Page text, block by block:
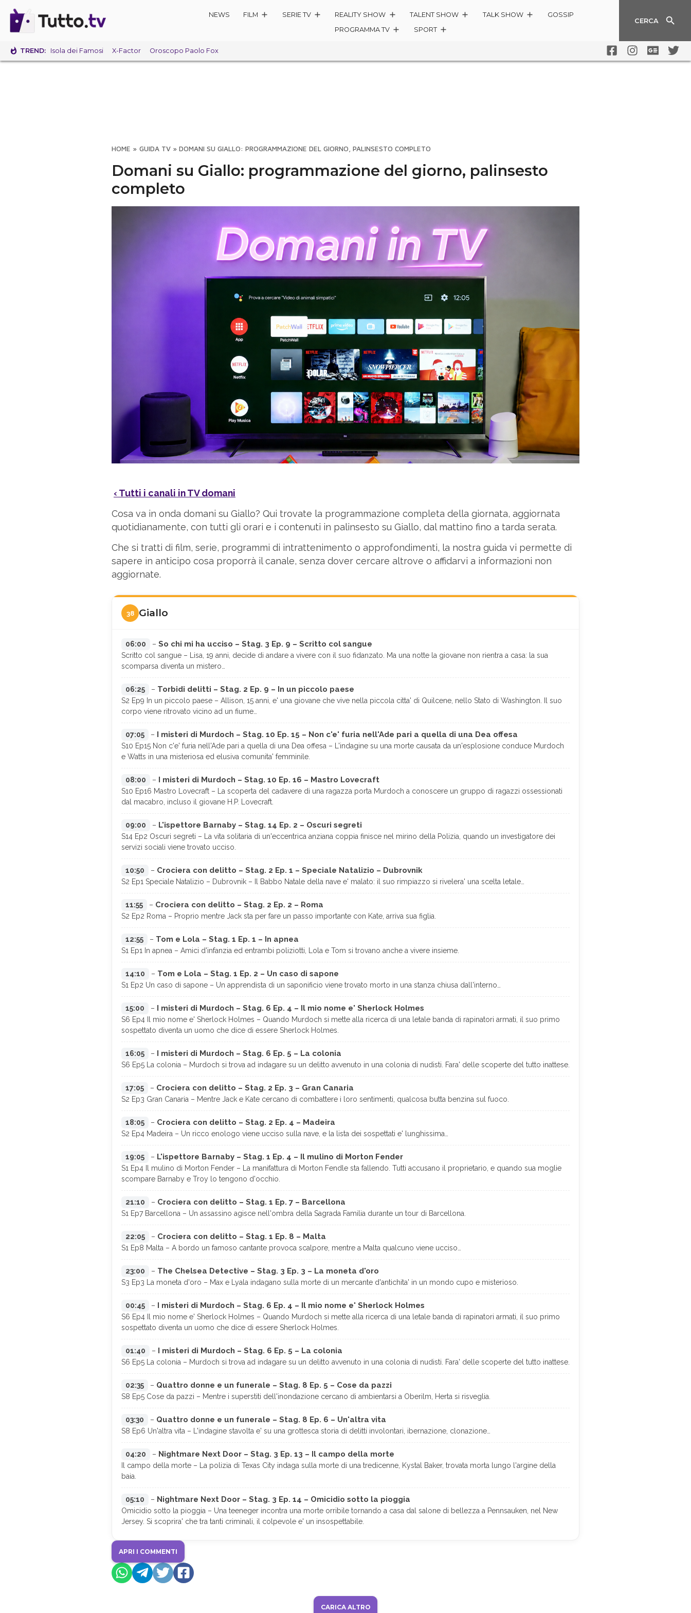
NEWS FILM SERIE TV REALITY SHOW TALENT SHOW TALK SHOW
GOSSIP
PROGRAMMA TV
SPORT
CERCA
TREND: Isola dei Famosi X-Factor Oroscopo Paolo Fox
HOME » GUIDA TV » DOMANI SU GIALLO: PROGRAMMAZIONE DEL GIORNO, PALINSESTO COMPLETO
Domani su Giallo: programmazione del giorno, palinsesto
completo
‹ Tutti i canali in TV domani
Cosa va in onda domani su Giallo? Qui trovate la programmazione completa della giornata, aggiornata
quotidianamente, con tutti gli orari e i contenuti in palinsesto su Giallo, dal mattino fino a tarda serata.
Che si tratti di film, serie, programmi di intrattenimento o approfondimenti, la nostra guida vi permette di
sapere in anticipo cosa proporrà il canale, senza dover cercare altrove o affidarvi a informazioni non
aggiornate.
38 Giallo
06:00 – So chi mi ha ucciso – Stag. 3 Ep. 9 – Scritto col sangue
Scritto col sangue – Lisa, 19 anni, decide di andare a vivere con il suo fidanzato. Ma una notte la giovane non rientra a casa: la sua
scomparsa diventa un mistero…
06:25 – Torbidi delitti – Stag. 2 Ep. 9 – In un piccolo paese
S2 Ep9 In un piccolo paese – Allison, 15 anni, e' una giovane che vive nella piccola citta' di Quilcene, nello Stato di Washington. Il suo
corpo viene ritrovato vicino ad un fiume…
07:05 – I misteri di Murdoch – Stag. 10 Ep. 15 – Non c'e' furia nell'Ade pari a quella di una Dea offesa
S10 Ep15 Non c'e' furia nell'Ade pari a quella di una Dea offesa – L'indagine su una morte causata da un'esplosione conduce Murdoch
e Watts in una misteriosa ed elusiva comunita' femminile.
08:00 – I misteri di Murdoch – Stag. 10 Ep. 16 – Mastro Lovecraft
S10 Ep16 Mastro Lovecraft – La scoperta del cadavere di una ragazza porta Murdoch a conoscere un gruppo di ragazzi ossessionati
dal macabro, incluso il giovane H.P. Lovecraft.
09:00 – L'ispettore Barnaby – Stag. 14 Ep. 2 – Oscuri segreti
S14 Ep2 Oscuri segreti – La vita solitaria di un'eccentrica anziana coppia finisce nel mirino della Polizia, quando un investigatore dei
servizi sociali viene trovato ucciso.
10:50 – Crociera con delitto – Stag. 2 Ep. 1 – Speciale Natalizio – Dubrovnik
S2 Ep1 Speciale Natalizio – Dubrovnik – Il Babbo Natale della nave e' malato: il suo rimpiazzo si rivelera' una scelta letale…
11:55 – Crociera con delitto – Stag. 2 Ep. 2 – Roma
S2 Ep2 Roma – Proprio mentre Jack sta per fare un passo importante con Kate, arriva sua figlia.
12:55 – Tom e Lola – Stag. 1 Ep. 1 – In apnea
S1 Ep1 In apnea – Amici d'infanzia ed entrambi poliziotti, Lola e Tom si trovano anche a vivere insieme.
14:10 – Tom e Lola – Stag. 1 Ep. 2 – Un caso di sapone
S1 Ep2 Un caso di sapone – Un apprendista di un saponificio viene trovato morto in una stanza chiusa dall'interno…
15:00 – I misteri di Murdoch – Stag. 6 Ep. 4 – Il mio nome e' Sherlock Holmes
S6 Ep4 Il mio nome e' Sherlock Holmes – Quando Murdoch si mette alla ricerca di una letale banda di rapinatori armati, il suo primo
sospettato diventa un uomo che dice di essere Sherlock Holmes.
16:05 – I misteri di Murdoch – Stag. 6 Ep. 5 – La colonia
S6 Ep5 La colonia – Murdoch si trova ad indagare su un delitto avvenuto in una colonia di nudisti. Fara' delle scoperte del tutto inattese.
17:05 – Crociera con delitto – Stag. 2 Ep. 3 – Gran Canaria
S2 Ep3 Gran Canaria – Mentre Jack e Kate cercano di combattere i loro sentimenti, qualcosa butta benzina sul fuoco.
18:05 – Crociera con delitto – Stag. 2 Ep. 4 – Madeira
S2 Ep4 Madeira – Un ricco enologo viene ucciso sulla nave, e la lista dei sospettati e' lunghissima…
19:05 – L'ispettore Barnaby – Stag. 1 Ep. 4 – Il mulino di Morton Fender
S1 Ep4 Il mulino di Morton Fender – La manifattura di Morton Fendle sta fallendo. Tutti accusano il proprietario, e quando sua moglie
scompare Barnaby e Troy lo tengono d'occhio.
21:10 – Crociera con delitto – Stag. 1 Ep. 7 – Barcellona
S1 Ep7 Barcellona – Un assassino agisce nell'ombra della Sagrada Familia durante un tour di Barcellona.
22:05 – Crociera con delitto – Stag. 1 Ep. 8 – Malta
S1 Ep8 Malta – A bordo un famoso cantante provoca scalpore, mentre a Malta qualcuno viene ucciso…
23:00 – The Chelsea Detective – Stag. 3 Ep. 3 – La moneta d'oro
S3 Ep3 La moneta d'oro – Max e Lyala indagano sulla morte di un mercante d'antichita' in un mondo cupo e misterioso.
00:45 – I misteri di Murdoch – Stag. 6 Ep. 4 – Il mio nome e' Sherlock Holmes
S6 Ep4 Il mio nome e' Sherlock Holmes – Quando Murdoch si mette alla ricerca di una letale banda di rapinatori armati, il suo primo
sospettato diventa un uomo che dice di essere Sherlock Holmes.
01:40 – I misteri di Murdoch – Stag. 6 Ep. 5 – La colonia
S6 Ep5 La colonia – Murdoch si trova ad indagare su un delitto avvenuto in una colonia di nudisti. Fara' delle scoperte del tutto inattese.
02:35 – Quattro donne e un funerale – Stag. 8 Ep. 5 – Cose da pazzi
S8 Ep5 Cose da pazzi – Mentre i superstiti dell'inondazione cercano di ambientarsi a Oberilm, Herta si risveglia.
03:30 – Quattro donne e un funerale – Stag. 8 Ep. 6 – Un'altra vita
S8 Ep6 Un'altra vita – L'indagine stavolta e' su una grottesca storia di delitti involontari, ibernazione, clonazione…
04:20 – Nightmare Next Door – Stag. 3 Ep. 13 – Il campo della morte
Il campo della morte – La polizia di Texas City indaga sulla morte di una tredicenne, Kystal Baker, trovata morta lungo l'argine della
baia.
05:10 – Nightmare Next Door – Stag. 3 Ep. 14 – Omicidio sotto la pioggia
Omicidio sotto la pioggia – Una teeneger incontra una morte orribile tornando a casa dal salone di bellezza a Pennsauken, nel New
Jersey. Si scoprira' che tra tanti criminali, il colpevole e' un insospettabile.
APRI I COMMENTI
CARICA ALTRO